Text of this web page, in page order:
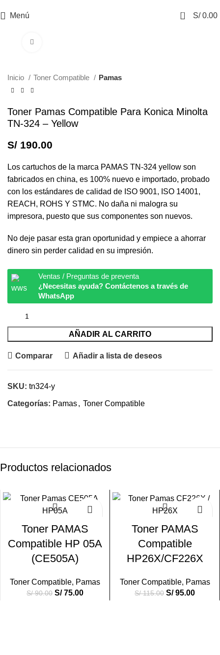
Menú 0 S/0.00
Inicio Toner Compatible Pamas
Toner Pamas Compatible Para Konica Minolta
TN-324 – Yellow
S/ 190.00
Los cartuchos de la marca PAMAS TN-324 yellow son
fabricados en china, es 100% nuevo e importado, probado
con los estándares de calidad de ISO 9001, ISO 14001,
REACH, ROHS Y STMC. No daña ni malogra su
impresora, puesto que sus componentes son nuevos.
No deje pasar esta gran oportunidad y empiece a ahorrar
dinero sin perder calidad en su impresión.
Ventas / Preguntas de preventa
¿Necesitas ayuda? Contáctenos a través de
WhatsApp
AÑADIR AL CARRITO
Comparar Añadir a lista de deseos
SKU: tn324-y
Categorías: Pamas, Toner Compatible
Productos relacionados
Toner PAMAS
Compatible HP 05A
(CE505A)
Toner Compatible, Pamas
S/90.00 S/75.00
Toner PAMAS
Compatible
HP26X/CF226X
Toner Compatible, Pamas
S/115.00 S/95.00